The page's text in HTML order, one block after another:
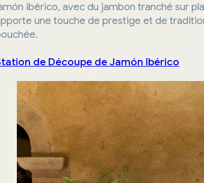
ibérico, avec du jambon tranché sur
une touche de prestige et de
de Découpe de Jamón Ibérico